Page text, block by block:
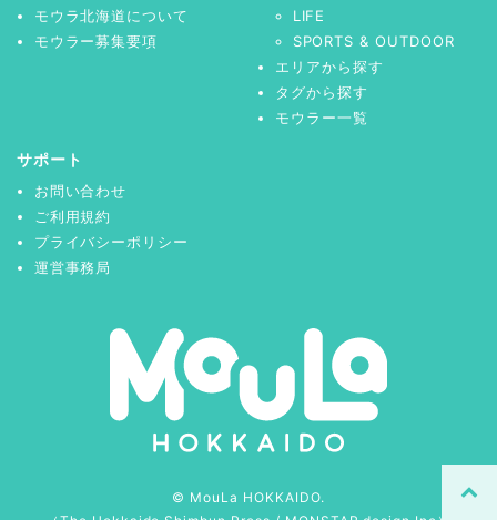
モウラ北海道について
モウラー募集要項
LIFE
SPORTS & OUTDOOR
エリアから探す
タグから探す
モウラー一覧
サポート
お問い合わせ
ご利用規約
プライバシーポリシー
運営事務局
© MouLa HOKKAIDO.